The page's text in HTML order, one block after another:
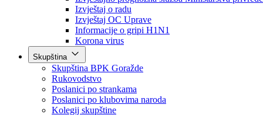
Obavještenja i izvještaji
Obavještenja Vlade
Izvještajno prognozna služba Ministarstva privrede
Izvještaj o radu
Izvještaj OC Uprave
Informacije o gripi H1N1
Korona virus
Skupština
Skupština BPK Goražde
Rukovodstvo